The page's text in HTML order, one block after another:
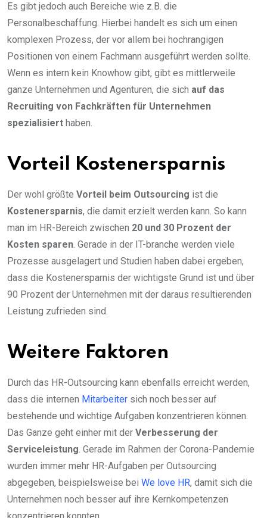
Es gibt jedoch auch Bereiche wie z.B. die
Personalbeschaffung. Hierbei handelt es sich um einen
komplexen Prozess, der vor allem bei hochrangigen
Positionen von einem Fachmann ausgeführt werden sollte.
Wenn es intern kein Knowhow gibt, gibt es mittlerweile
ganze Unternehmen und Agenturen, die sich auf das
Recruiting von Fachkräften für Unternehmen
spezialisiert haben.
Vorteil Kostenersparnis
Der wohl größte Vorteil beim Outsourcing ist die
Kostenersparnis, die damit erzielt werden kann. So kann
man im HR-Bereich zwischen 20 und 30 Prozent der
Kosten sparen. Gerade in der IT-branche werden viele
Prozesse ausgelagert und Studien haben dabei ergeben,
dass die Kostenersparnis der wichtigste Grund ist und über
90 Prozent der Unternehmen mit der daraus resultierenden
Leistung zufrieden sind.
Weitere Faktoren
Durch das HR-Outsourcing kann ebenfalls erreicht werden,
dass die internen Mitarbeiter sich noch besser auf
bestehende und wichtige Aufgaben konzentrieren können.
Das Ganze geht einher mit der Verbesserung der
Serviceleistung. Gerade im Rahmen der Corona-Pandemie
wurden immer mehr HR-Aufgaben per Outsourcing
abgegeben, beispielsweise bei We love HR, damit sich die
Unternehmen noch besser auf ihre Kernkompetenzen